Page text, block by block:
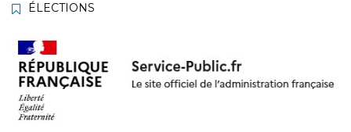
ÉLECTIONS